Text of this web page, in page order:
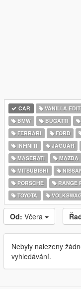
CAR VANILLA EDIT
BMW
BUGATTI
FERRARI
FORD
INFINITI
JAGUAR
MASERATI
MAZDA
MITSUBISHI
PORSCHE
RANGE
TOYOTA
Od: Včera
Nebyly nalezeny
vyhledávání.